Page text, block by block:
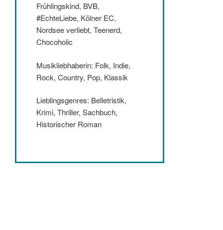
Frühlingskind, BVB,
#EchteLiebe, Kölner EC,
Nordsee verliebt, Teenerd,
Chocoholic
Musikliebhaberin: Folk, Indie,
Rock, Country, Pop, Klassik
Lieblingsgenres: Belletristik,
Krimi, Thriller, Sachbuch,
Historischer Roman